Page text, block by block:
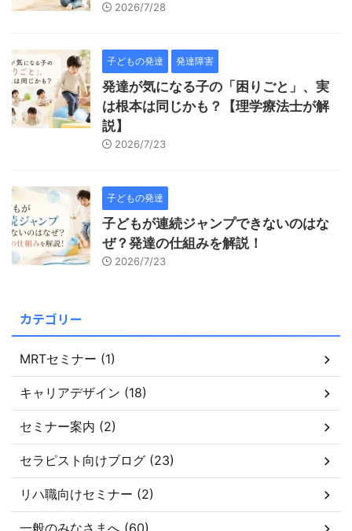
2026/7/28
子どもの発達 発達障害
発達が気になる子の「困りごと」、実
は根本は同じかも？【理学療法士が解
説】
2026/7/23
子どもの発達
子どもが連続ジャンプできないのはな
ぜ？発達の仕組みを解説！
2026/7/23
カテゴリー
MRTセミナー (1)
キャリアデザイン (18)
セミナー案内 (2)
セラピスト向けブログ (23)
リハ職向けセミナー (2)
一般のみなさまへ (60)